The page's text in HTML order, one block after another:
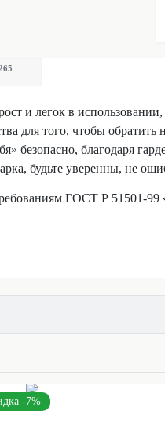
и легок в
для того, чтобы
безопасно, благодаря
будьте уверенны, не
ГОСТ Р 51501-
-7%